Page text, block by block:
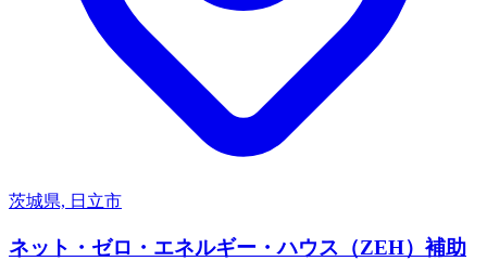
茨城県, 日立市
ネット・ゼロ・エネルギー・ハウス（ZEH）補助